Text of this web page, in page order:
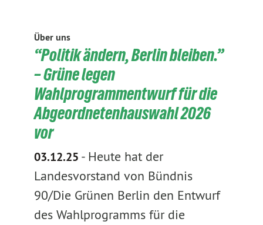
Über uns
“Politik ändern, Berlin bleiben.”
– Grüne legen
Wahlprogrammentwurf für die
Abgeordnetenhauswahl 2026
vor
03.12.25 - Heute hat der
Landesvorstand von Bündnis
90/Die Grünen Berlin den Entwurf
des Wahlprogramms für die